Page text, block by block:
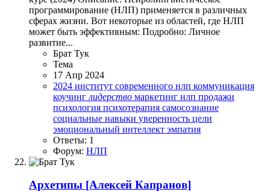
программирование (НЛП) применяется в различных
сферах жизни. Вот некоторые из областей, где НЛП
может быть эффективным: Подробно: Личное
развитие...
Брат Тук
Тема
17 Апр 2024
2024 институт современного нлп коммуникация
коучинг лидерство маркетинг нлп продажи
психология психотерапия самосознание
социальные навыки уверенность цели
эмоциональный интеллект эмпатия
Ответы: 1
Форум: НЛП
Архетипы [Алексей Капранов]